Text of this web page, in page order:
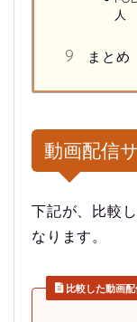
人
まとめ
動画配信
下記が、比較
なります。
比較した動画配